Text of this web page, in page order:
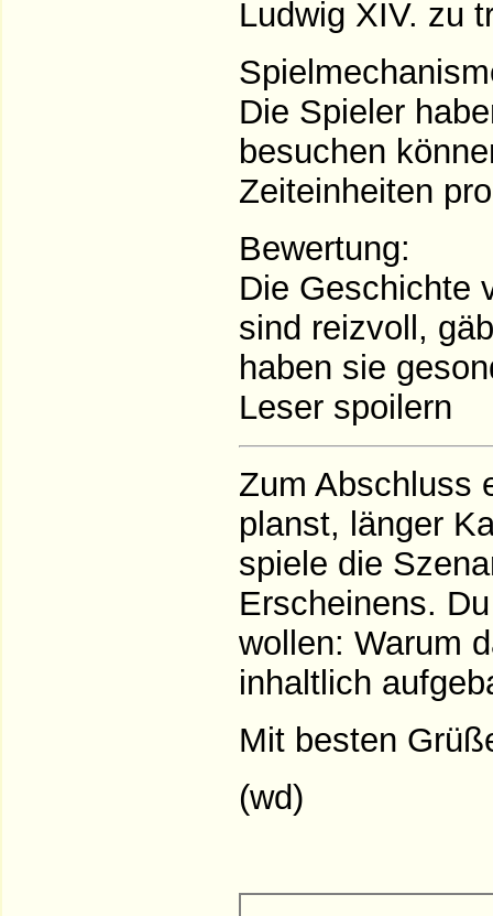
Ludwig XIV. zu
Die Spieler
besuchen
Zeiteinheiten
Bewertung:
Die Geschichte
sind reizvoll,
haben sie
Leser spoilern
Zum Abschluss
planst, länger
spiele die
Erscheinens.
wollen: Warum
inhaltlich
Mit besten
(wd)